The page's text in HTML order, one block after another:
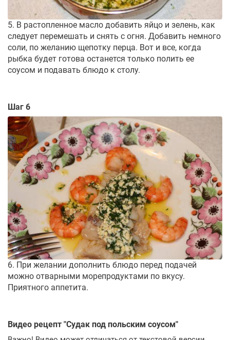
5. В растопленное масло добавить яйцо и зелень, как
следует перемешать и снять с огня. Добавить немного
соли, по желанию щепотку перца. Вот и все, когда
рыбка будет готова останется только полить ее
соусом и подавать блюдо к столу.
Шаг 6
6. При желании дополнить блюдо перед подачей
можно отварными морепродуктами по вкусу.
Приятного аппетита.
Видео рецепт "Судак под польским соусом"